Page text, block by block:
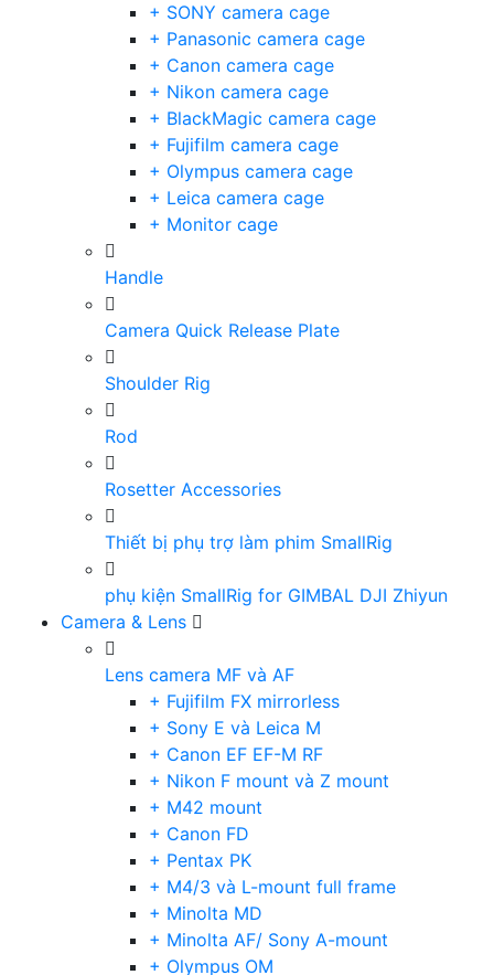
+ SONY camera cage
+ Panasonic camera cage
+ Canon camera cage
+ Nikon camera cage
+ BlackMagic camera cage
+ Fujifilm camera cage
+ Olympus camera cage
+ Leica camera cage
+ Monitor cage
Handle
Camera Quick Release Plate
Shoulder Rig
Rod
Rosetter Accessories
Thiết bị phụ trợ làm phim SmallRig
phụ kiện SmallRig for GIMBAL DJI Zhiyun
Camera & Lens
Lens camera MF và AF
+ Fujifilm FX mirrorless
+ Sony E và Leica M
+ Canon EF EF-M RF
+ Nikon F mount và Z mount
+ M42 mount
+ Canon FD
+ Pentax PK
+ M4/3 và L-mount full frame
+ Minolta MD
+ Minolta AF/ Sony A-mount
+ Olympus OM